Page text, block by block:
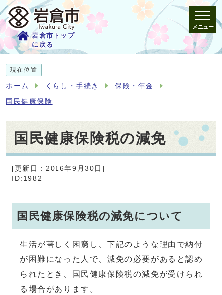
岩倉市トップ
に戻る
メニュー
現在位置
ホーム くらし・手続き 保険・年金
国民健康保険
国民健康保険税の減免
[更新日：2016年9月30日]
ID:1982
国民健康保険税の減免について
生活が著しく困窮し、下記のような理由で納付
が困難になった人で、減免の必要があると認め
られたとき、国民健康保険税の減免が受けられ
る場合があります。